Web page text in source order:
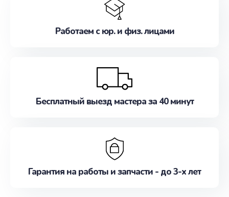
Работаем с юр. и физ. лицами
Бесплатный выезд мастера за 40 минут
Гарантия на работы и запчасти - до 3-х лет